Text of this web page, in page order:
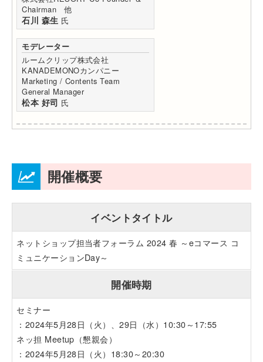
Chairman 他
石川 森生 氏
モデレーター
ルームクリップ株式会社
KANADEMONOカンパニー
Marketing / Contents Team
General Manager
松本 好司 氏
開催概要
イベントタイトル
ネットショップ担当者フォーラム 2024 春 ～eコマース コ
ミュニケーションDay～
開催時期
セミナー
：2024年5月28日（火）、29日（水）10:30～17:55
ネッ担 Meetup（懇親会）
：2024年5月28日（火）18:30～20:30